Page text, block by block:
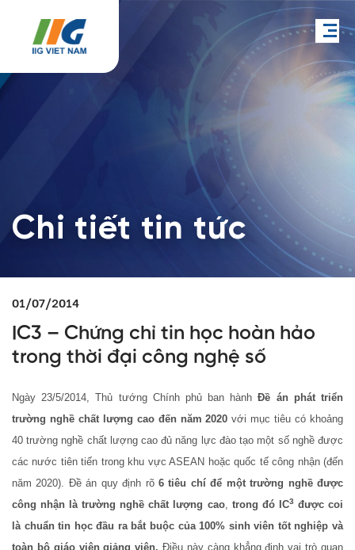
Chi tiết tin tức
01/07/2014
IC3 – Chứng chỉ tin học hoàn hảo
trong thời đại công nghệ số
Ngày 23/5/2014, Thủ tướng Chính phủ ban hànhĐề án phát triển
trường nghề chất lượng cao đến năm 2020 với mục tiêu có khoảng
40 trường nghề chất lượng cao đủ năng lực đào tạo một số nghề được
các nước tiên tiến trong khu vực ASEAN hoặc quốc tế công nhận (đến
năm 2020). Đề án quy định rõ 6 tiêu chí để một trường nghề được
công nhận là trường nghề chất lượng cao, trong đó IC3 được coi
là chuẩn tin học đầu ra bắt buộc của 100% sinh viên tốt nghiệp và
toàn bộ giáo viên giảng viên. Điều này càng khẳng định vai trò quan